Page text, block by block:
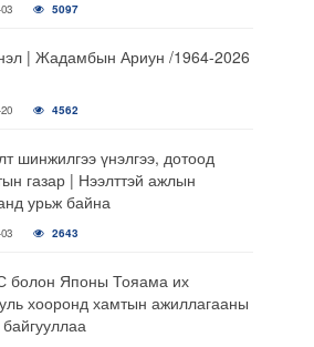
5097
| Жадамбын Ариун /1964-2026
4562
шинжилгээ үнэлгээ, дотоод
газар | Нээлттэй ажлын
урьж байна
2643
болон Японы Тояама их
хооронд хамтын ажиллагааны
байгууллаа